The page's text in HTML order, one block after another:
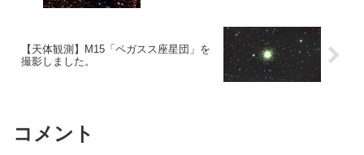
【天体観測】M15「ペガスス座星団」を
撮影しました。
コメント